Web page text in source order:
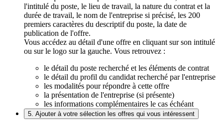
l'intitulé du poste, le lieu de travail, la nature du contrat et la
durée de travail, le nom de l'entreprise si précisé, les 200
premiers caractères du descriptif du poste, la date de
publication de l'offre.
Vous accédez au détail d'une offre en cliquant sur son intitulé
ou sur le logo sur la gauche. Vous retrouvez :
le détail du poste recherché et les éléments de contrat
le détail du profil du candidat recherché par l'entreprise
les modalités pour répondre à cette offre
la présentation de l'entreprise (si présente)
les informations complémentaires le cas échéant
5. Ajouter à votre sélection les offres qui vous intéressent